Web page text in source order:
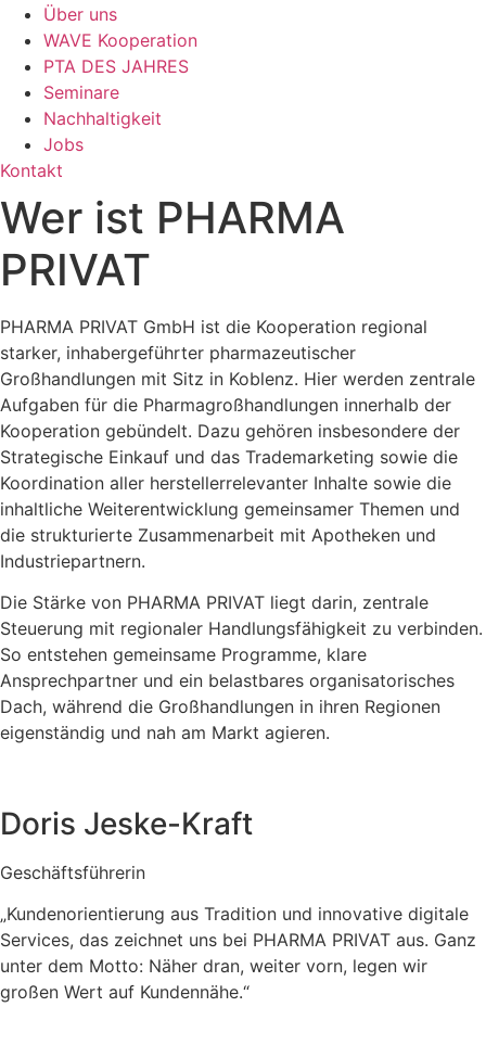
Über uns
WAVE Kooperation
PTA DES JAHRES
Seminare
Nachhaltigkeit
Jobs
Kontakt
Wer ist PHARMA
PRIVAT
PHARMA PRIVAT GmbH ist die Kooperation regional
starker, inhabergeführter pharmazeutischer
Großhandlungen mit Sitz in Koblenz. Hier werden zentrale
Aufgaben für die Pharmagroßhandlungen innerhalb der
Kooperation gebündelt. Dazu gehören insbesondere der
Strategische Einkauf und das Trademarketing sowie die
Koordination aller herstellerrelevanter Inhalte sowie die
inhaltliche Weiterentwicklung gemeinsamer Themen und
die strukturierte Zusammenarbeit mit Apotheken und
Industriepartnern.
Die Stärke von PHARMA PRIVAT liegt darin, zentrale
Steuerung mit regionaler Handlungsfähigkeit zu verbinden.
So entstehen gemeinsame Programme, klare
Ansprechpartner und ein belastbares organisatorisches
Dach, während die Großhandlungen in ihren Regionen
eigenständig und nah am Markt agieren.
Doris Jeske-Kraft
Geschäftsführerin
„Kundenorientierung aus Tradition und innovative digitale
Services, das zeichnet uns bei PHARMA PRIVAT aus. Ganz
unter dem Motto: Näher dran, weiter vorn, legen wir
großen Wert auf Kundennähe.“